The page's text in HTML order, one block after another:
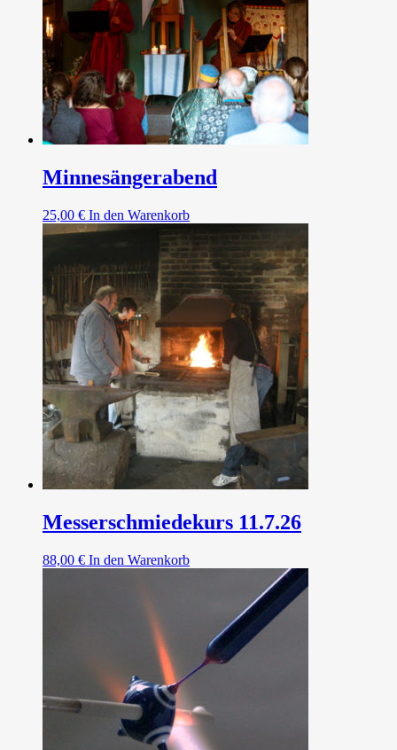
Minnesängerabend
25,00 € In den Warenkorb
Messerschmiedekurs 11.7.26
88,00 € In den Warenkorb